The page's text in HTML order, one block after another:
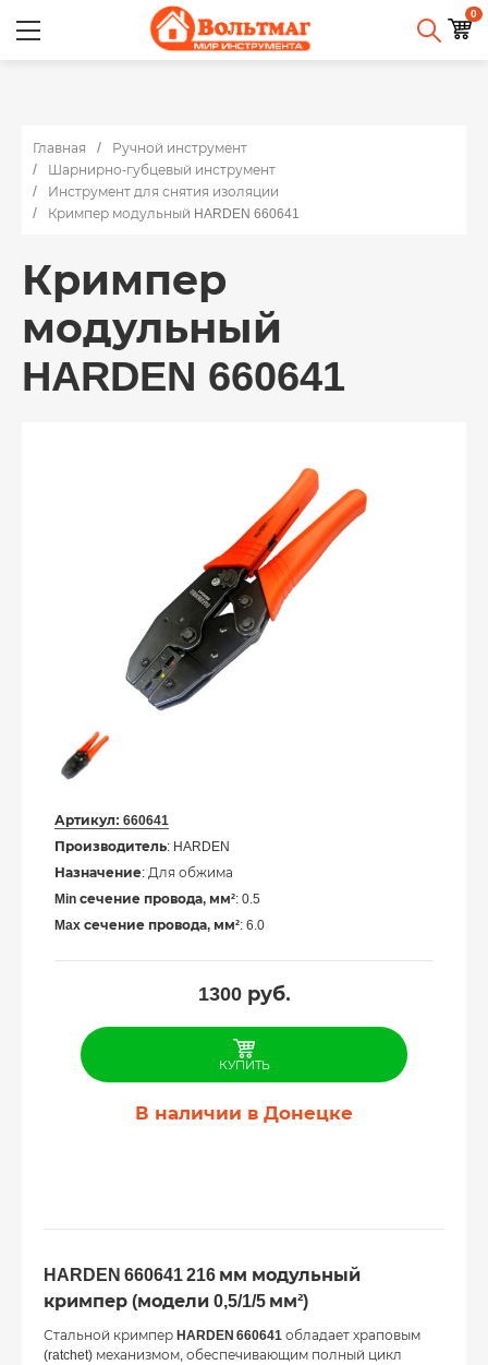
0
Главная
Ручной инструмент
Шарнирно-губцевый инструмент
Инструмент для снятия изоляции
Кримпер модульный HARDEN 660641
Кримпер
модульный
HARDEN 660641
Артикул: 660641
Производитель: HARDEN
Назначение: Для обжима
Min сечение провода, мм²: 0.5
Max сечение провода, мм²: 6.0
1300руб.
КУПИТЬ
В наличии в Донецке
HARDEN 660641 216 мм модульный
кримпер (модели 0,5/1/5 мм²)
Стальной кримпер HARDEN 660641 обладает храповым
(ratchet) механизмом, обеспечивающим полный цикл